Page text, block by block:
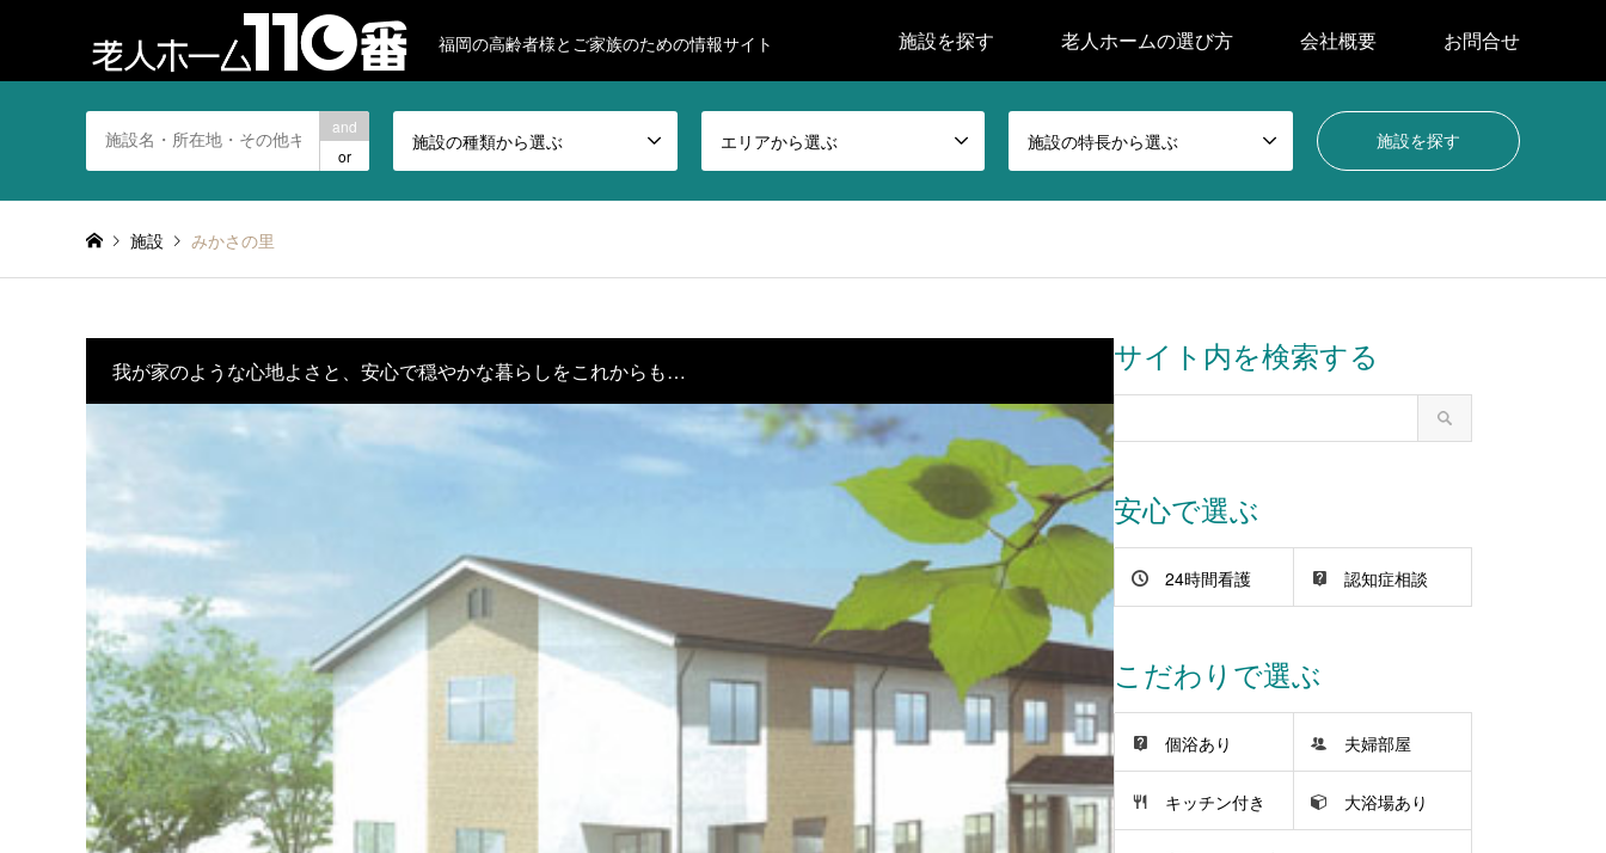
福岡の高齢者様とご家族のための情報サイト 施設を探す 老人ホームの選び方 会社概要 お問合せ
and
or
施設の種類から選ぶ エリアから選ぶ 施設の特長から選ぶ
施設 みかさの里
我が家のような心地よさと、安心で穏やかな暮らしをこれからも… サイト内を検索する
安心で選ぶ
24時間看護 認知症相談
こだわりで選ぶ
個浴あり 夫婦部屋
キッチン付き 大浴場あり